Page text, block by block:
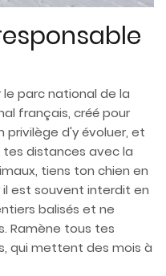
parc national de la
français, créé pour
privilège d'y évoluer, et
distances avec la
tiens ton chien en
est souvent interdit en
balisés et ne
Ramène tous tes
qui mettent des mois à